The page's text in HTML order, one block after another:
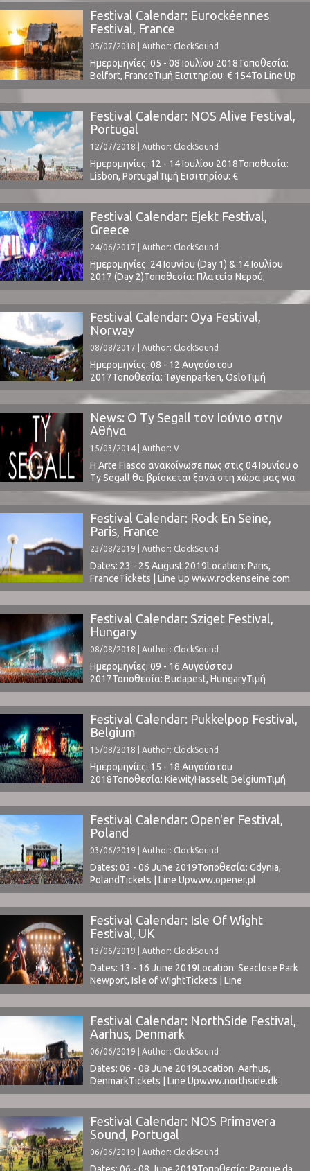
Festival Calendar: Eurockéennes
Festival, France
05/07/2018 | Author: ClockSound
Ημερομηνίες: 05 - 08 Ιουλίου 2018Τοποθεσία:
Belfort, FranceΤιμή Εισιτηρίου: € 154Το Line Up
περιλαμβάνει: www.eurockeennes.fr ⁪
Festival Calendar: NOS Alive Festival,
Portugal
12/07/2018 | Author: ClockSound
Ημερομηνίες: 12 - 14 Ιουλίου 2018Τοποθεσία:
Lisbon, PortugalΤιμή Εισιτηρίου: €
129Χωρητικότητα: 50,000Το Line Up
περιλαμβάνει:Alice in Chains, At The Drive In,
Beatriz Pessoa, Bernardo, Chvrches, Dead
End, DJ Glue, Eels, Franz Ferdinand, Friendly
White, Khalid, Mallu Magalhães, Marmozets,
Minta & The Brook Trout, MGMT, Nine Inch ...
Festival Calendar: Ejekt Festival,
Greece
24/06/2017 | Author: ClockSound
Ημερομηνίες: 24 Ιουνίου (Day 1) & 14 Ιουλίου
2017 (Day 2)Τοποθεσία: Πλατεία Νερού,
Φάληρο, ΕλλάδαΤιμή Εισιτηρίου: € 70 - 80 (2-
μερο) - Αγορά: www.viva.grΧωρητικότητα: -Το
Line Up περιλαμβάνει: The Jesus And Mary
Chain, Kasabian, The Killers, The, Kills, Peter Hook
& The Light, Of Montreal, Black Hat Bones, more
t.b.a.www.ejekt.gr ⁪ ⁪
Festival Calendar: Oya Festival,
Norway
08/08/2017 | Author: ClockSound
Ημερομηνίες: 08 - 12 Αυγούστου
2017Τοποθεσία: Tøyenparken, OsloΤιμή
Εισιτηρίου: € 295 (buy here)Χωρητικότητα:
60,000www.oyafestivalen.com ⁪
News: O Ty Segall τον Ιούνιο στην
Αθήνα
15/03/2014 | Author: V
Η Arte Fiasco ανακοίνωσε πως στις 04 Ιουνίου ο
Ty Segall θα βρίσκεται ξανά στη χώρα μας για
μία εμφάνιση στο An Club. Support θα είναι οι
The Callas. Περισσότερες πληροφορίες θα
ανακοινωθούν σύντομα.
Festival Calendar: Rock En Seine,
Paris, France
23/08/2019 | Author: ClockSound
Dates: 23 - 25 August 2019Location: Paris,
FranceTickets | Line Up www.rockenseine.com ⁪
Festival Calendar: Sziget Festival,
Hungary
08/08/2018 | Author: ClockSound
Ημερομηνίες: 09 - 16 Αυγούστου
2017Τοποθεσία: Budapest, HungaryΤιμή
Εισιτηρίου: € 275 (Tickets)Το Line Up
περιλαμβάνει: Kendrick Lamar * Kygo * Mumford
and Sons * Liam Gallagher * Bastille * Lykke Li *
Parov Stelar * The Kooks * MØ * Kaleo * Zara
Larsson * Gogol Bordello * Clean Bandit * ...
Festival Calendar: Pukkelpop Festival,
Belgium
15/08/2018 | Author: ClockSound
Ημερομηνίες: 15 - 18 Αυγούστου
2018Τοποθεσία: Kiewit/Hasselt, BelgiumΤιμή
Εισιτηρίου: € 199Χωρητικότητα: 50.000Το Line
Up περιλαμβάνει:
t.b.a.www.pukkelpop.beClockSound @
Pukkelpop 2015: Part 1 | Part 2
Festival Calendar: Open'er Festival,
Poland
03/06/2019 | Author: ClockSound
Dates: 03 - 06 June 2019Τοποθεσία: Gdynia,
PolandTickets | Line Upwww.opener.pl ⁪
Festival Calendar: Isle Of Wight
Festival, UK
13/06/2019 | Author: ClockSound
Dates: 13 - 16 June 2019Location: Seaclose Park
Newport, Isle of WightTickets | Line
Upwww.isleofwightfestival.com ⁪
Festival Calendar: NorthSide Festival,
Aarhus, Denmark
06/06/2019 | Author: ClockSound
Dates: 06 - 08 June 2019Location: Aarhus,
DenmarkTickets | Line Upwww.northside.dk ⁪
Festival Calendar: NOS Primavera
Sound, Portugal
06/06/2019 | Author: ClockSound
Dates: 06 - 08 June 2019Τοποθεσία: Parque da